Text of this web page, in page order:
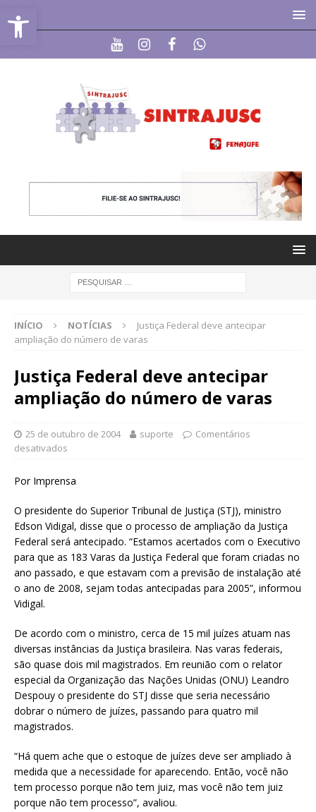
Abrir a barra de ferramentas
INÍCIO NOTÍCIAS
Justiça Federal deve antecipar
ampliação do número de varas
Justiça Federal deve antecipar
ampliação do número de varas
25 de outubro de 2004 suporte
Comentários
desativados
Por Imprensa
O presidente do Superior Tribunal de Justiça (STJ), ministro
Edson Vidigal, disse que o processo de ampliação da Justiça
Federal será antecipado. “Estamos acertados com o Executivo
para que as 183 Varas da Justiça Federal que foram criadas no
ano passado, e que estavam com a previsão de instalação até
o ano de 2008, sejam todas antecipadas para 2005”, informou
Vidigal.
De acordo com o ministro, cerca de 15 mil juízes atuam nas
diversas instâncias da Justiça brasileira. Nas varas federais,
são quase dois mil magistrados. Em reunião com o relator
especial da Organização das Nações Unidas (ONU) Leandro
Despouy o presidente do STJ disse que seria necessário
dobrar o número de juízes, passando para quatro mil
magistrados.
“Há quem ache que o estoque de juízes deve ser ampliado à
medida que a necessidade for aparecendo. Então, você não
tem processo porque não tem juiz, mas você não tem juiz
porque não tem processo”, avaliou.